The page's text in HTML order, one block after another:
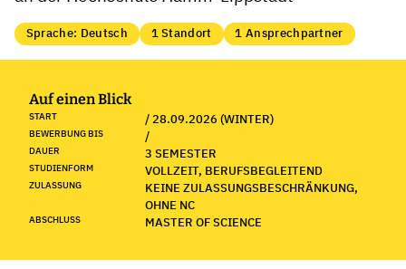
Sprache: Deutsch 1 Standort 1 Ansprechpartner
Auf einen Blick
START / 28.09.2026 (WINTER)
BEWERBUNG BIS /
DAUER 3 SEMESTER
STUDIENFORM VOLLZEIT, BERUFSBEGLEITEND
ZULASSUNG
KEINE ZULASSUNGSBESCHRÄNKUNG,
OHNE NC
ABSCHLUSS MASTER OF SCIENCE